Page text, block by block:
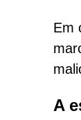
Em
A